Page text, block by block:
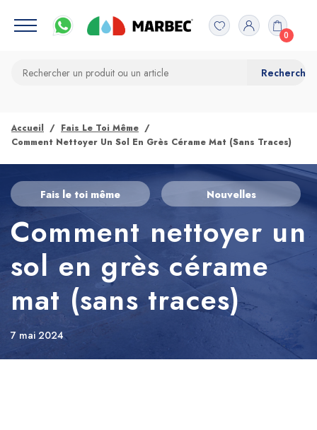
0
Accueil
Fais Le Toi Même
Comment Nettoyer Un Sol En Grès Cérame Mat (sans Traces)
Fais le toi même Nouvelles
Comment nettoyer un
sol en grès cérame
mat (sans traces)
7 mai 2024